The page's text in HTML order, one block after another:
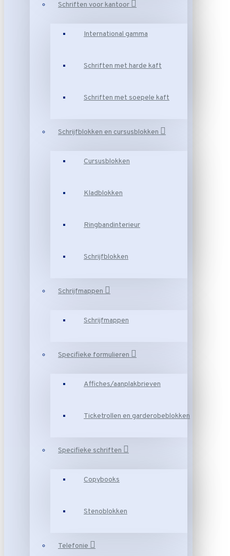
Schriften voor kantoor
International gamma
Schriften met harde kaft
Schriften met soepele kaft
Schrijfblokken en cursusblokken
Cursusblokken
Kladblokken
Ringbandinterieur
Schrijfblokken
Schrijfmappen
Schrijfmappen
Specifieke formulieren
Affiches/aanplakbrieven
Ticketrollen en garderobeblokken
Specifieke schriften
Copybooks
Stenoblokken
Telefonie